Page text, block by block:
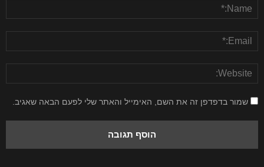
שמור בדפדפן זה את השם, האימייל והאתר שלי לפעם הבאה שאגיב.